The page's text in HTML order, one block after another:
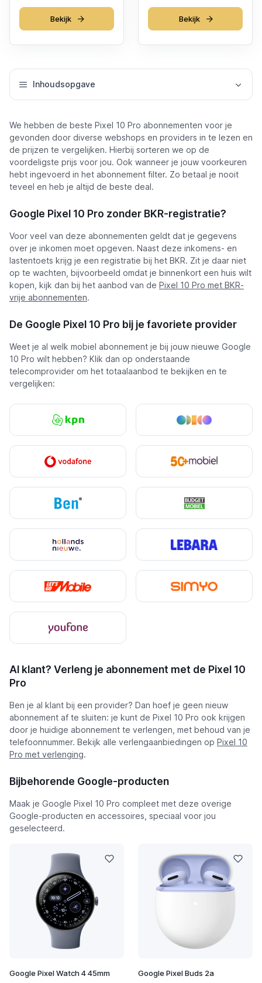
Bekijk Bekijk
Inhoudsopgave
We hebben de beste Pixel 10 Pro abonnementen voor je
gevonden door diverse webshops en providers in te lezen en
de prijzen te vergelijken. Hierbij sorteren we op de
voordeligste prijs voor jou. Ook wanneer je jouw voorkeuren
hebt ingevoerd in het abonnement filter. Zo betaal je nooit
teveel en heb je altijd de beste deal.
Google Pixel 10 Pro zonder BKR-registratie?
Voor veel van deze abonnementen geldt dat je gegevens
over je inkomen moet opgeven. Naast deze inkomens- en
lastentoets krijg je een registratie bij het BKR. Zit je daar niet
op te wachten, bijvoorbeeld omdat je binnenkort een huis wilt
kopen, kijk dan bij het aanbod van de Pixel 10 Pro met BKR-
vrije abonnementen.
De Google Pixel 10 Pro bij je favoriete provider
Weet je al welk mobiel abonnement je bij jouw nieuwe Google
10 Pro wilt hebben? Klik dan op onderstaande
telecomprovider om het totaalaanbod te bekijken en te
vergelijken:
Al klant? Verleng je abonnement met de Pixel 10
Pro
Ben je al klant bij een provider? Dan hoef je geen nieuw
abonnement af te sluiten: je kunt de Pixel 10 Pro ook krijgen
door je huidige abonnement te verlengen, met behoud van je
telefoonnummer. Bekijk alle verlengaanbiedingen op Pixel 10
Pro met verlenging.
Bijbehorende Google-producten
Maak je Google Pixel 10 Pro compleet met deze overige
Google-producten en accessoires, speciaal voor jou
geselecteerd.
Google Pixel Watch 4 45mm Google Pixel Buds 2a